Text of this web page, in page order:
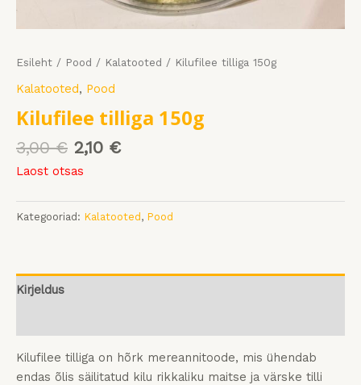
Esileht / Pood / Kalatooted / Kilufilee tilliga 150g
Kalatooted, Pood
Kilufilee tilliga 150g
3,00€ 2,10 €
Laost otsas
Kategooriad: Kalatooted , Pood
Kirjeldus
Kilufilee tilliga on hõrk mereannitoode, mis ühendab
endas õlis säilitatud kilu rikkaliku maitse ja värske tilli